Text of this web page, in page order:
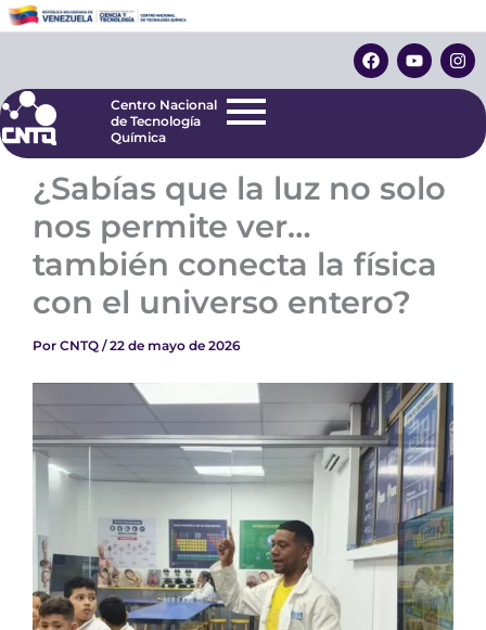
al
F
a
c
o
Y
o
u
e
I
n
s
r
Centro Nacional
de Tecnología
Centro Nacional
de Tecnología
Química
¿Sabías que la luz no solo
nos permite ver…
también conecta la física
con el universo entero?
Por CNTQ /22 de mayo de 2026